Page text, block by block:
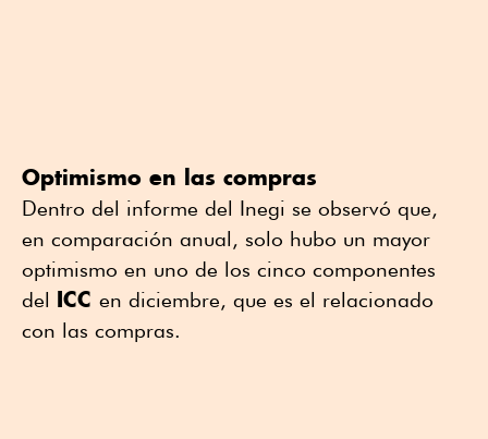
Optimismo en las compras
Dentro del informe del Inegi se observó que,
en comparación anual, solo hubo un mayor
optimismo en uno de los cinco componentes
del ICC en diciembre, que es el relacionado
con las compras.